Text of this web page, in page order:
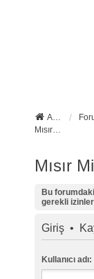
Anasayfa
Mısır Mitolojisi
Mısır
Bu
gerekli
Giriş•
Kullanıcı adı: